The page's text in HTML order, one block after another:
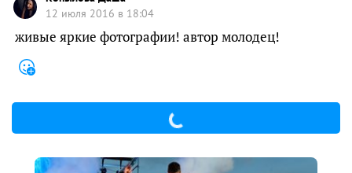
12 июля 2016 в 18:04
живые яркие фотографии! автор молодец!